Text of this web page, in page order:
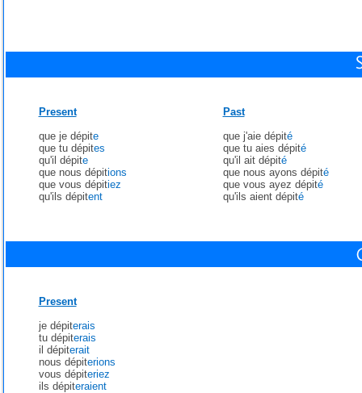
Present
que je dépite
que tu dépites
qu'il dépite
que nous dépitions
que vous dépitiez
qu'ils dépitent
Past
que j'aie dépité
que tu aies dépité
qu'il ait dépité
que nous ayons dépité
que vous ayez dépité
qu'ils aient dépité
Present
je dépiterais
tu dépiterais
il dépiterait
nous dépiterions
vous dépiteriez
ils dépiteraient